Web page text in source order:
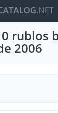
rublos
2006